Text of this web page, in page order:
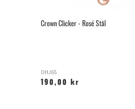
Crown Clicker - Rosé Stål
OHJ65
190,00 kr